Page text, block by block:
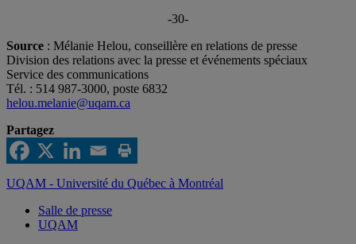
-30-
Source : Mélanie Helou, conseillère en relations de presse
Division des relations avec la presse et événements spéciaux
Service des communications
Tél. : 514 987-3000, poste 6832
helou.melanie@uqam.ca
Partagez
UQAM - Université du Québec à Montréal
Salle de presse
UQAM